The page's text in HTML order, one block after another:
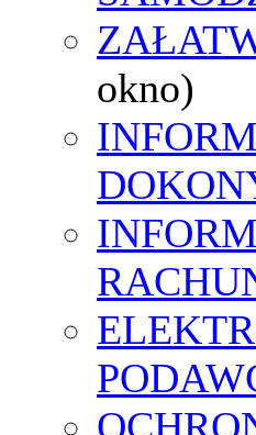
okno)